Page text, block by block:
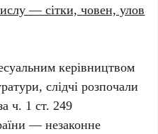
— сітки, човен, улов
керівництвом
слідчі розпочали
ч. 1 ст. 249
— незаконне